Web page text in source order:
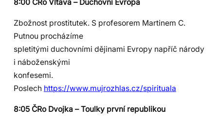
8:00 ČRo Vltava – Duchovní Evropa
Zbožnost prostitutek. S profesorem Martinem C.
Putnou procházíme
spletitými duchovními dějinami Evropy napříč národy
i náboženskými
konfesemi.
Poslech https://www.mujrozhlas.cz/spirituala
8:05 ČRo Dvojka – Toulky první republikou